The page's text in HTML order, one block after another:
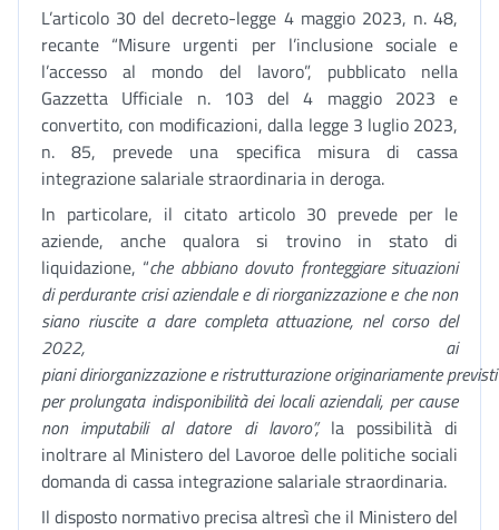
L’articolo 30 del decreto-legge 4 maggio 2023, n. 48,
recante “Misure urgenti per l’inclusione sociale e
l’accesso al mondo del lavoro”, pubblicato nella
Gazzetta Ufficiale n. 103 del 4 maggio 2023 e
convertito, con modificazioni, dalla legge 3 luglio 2023,
n. 85, prevede una specifica misura di cassa
integrazione salariale straordinaria in deroga.
In particolare, il citato articolo 30 prevede per le
aziende, anche qualora si trovino in stato di
liquidazione, “che abbiano dovuto fronteggiare situazioni
di perdurante crisi aziendale e di riorganizzazione e che non
siano riuscite a dare completa attuazione, nel corso del
2022, ai
piani diriorganizzazione e ristrutturazione originariamente previsti
per prolungata indisponibilità dei locali aziendali, per cause
non imputabili al datore di lavoro”, la possibilità di
inoltrare al Ministero del Lavoroe delle politiche sociali
domanda di cassa integrazione salariale straordinaria.
Il disposto normativo precisa altresì che il Ministero del